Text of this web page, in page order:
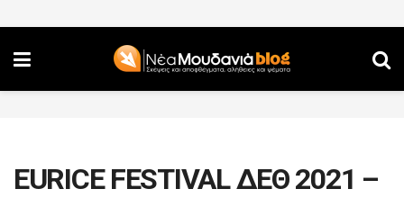
EURICE FESTIVAL ΔΕΘ 2021 –